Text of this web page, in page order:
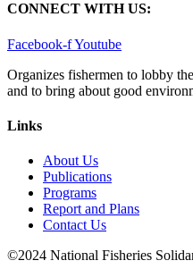
CONNECT WITH US:
Facebook-fYoutube
Organizes fishermen to lobby
and to bring about good
Links
About Us
Publications
Programs
Report and Plans
Contact Us
©2024 National Fisheries